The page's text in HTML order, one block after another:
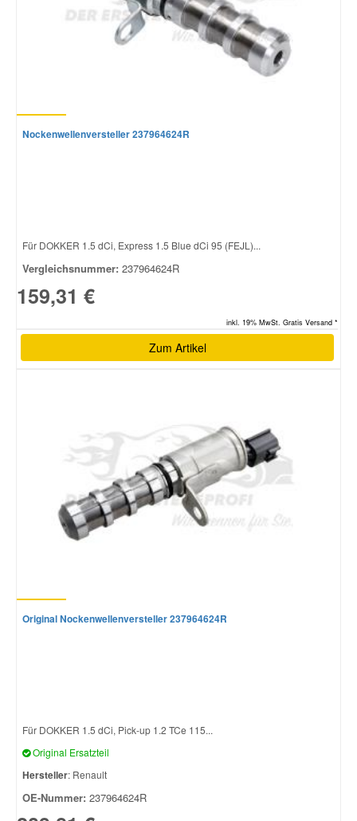
Nockenwellenversteller 237964624R
Für DOKKER 1.5 dCi, Express 1.5 Blue dCi 95 (FEJL)...
Vergleichsnummer: 237964624R
159,31 €
inkl. 19% MwSt. Gratis Versand *
Zum Artikel
Original Nockenwellenversteller 237964624R
Für DOKKER 1.5 dCi, Pick-up 1.2 TCe 115...
Original Ersatzteil
Hersteller: Renault
OE-Nummer: 237964624R